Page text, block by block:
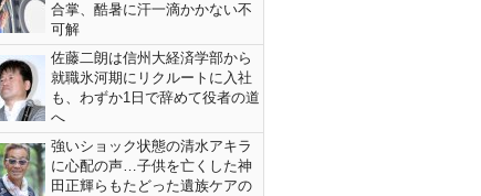
合掌、酷暑に汗一滴かかない不
可解
佐藤二朗は信州大経済学部から
就職氷河期にリクルートに入社
も、わずか1日で辞めて役者の道
へ
強いショック状態の清水アキラ
に心配の声…子供を亡くした神
田正輝らもたどった遺族ケアの